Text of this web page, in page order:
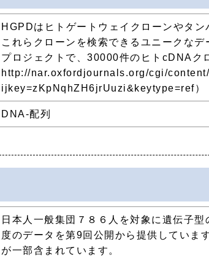
HGPDはヒトゲートウェイクローンやタン
これらクローンを検索できるユニークな
プロジェクトで、30000件のヒトcDNAク
http://nar.oxfordjournals.org/cgi/
ijkey=zKpNqhZH6jrUuzi&keytype=ref）
DNA-配列
日本人一般集団７８６人を対象に遺伝子
度のデータを第9回公開から提供していま
が一部含まれています。